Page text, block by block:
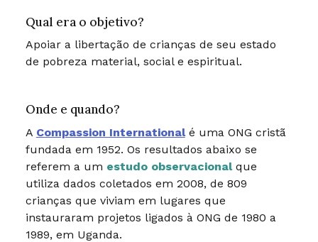
Qual era o objetivo?
Apoiar a libertação de crianças de seu estado
de pobreza material, social e espiritual.
Onde e quando?
A Compassion Internationalé uma ONG cristã
fundada em 1952. Os resultados abaixo se
referem a um estudo observacionalque
utiliza dados coletados em 2008, de 809
crianças que viviam em lugares que
instauraram projetos ligados à ONG de 1980 a
1989, em Uganda.